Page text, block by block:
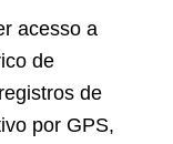
acesso a
de
de
por GPS,